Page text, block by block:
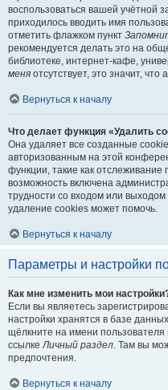
воспользоваться вашей учётной
приходилось вводить имя
отметить флажком пункт
рекомендуется делать это на
библиотеке, интернет-кафе,
меня отсутствует, это значит,
Вернуться к началу
Что делает функция «Удалить
Она удаляет все созданные
авторизованным на этой
функции, такие как
возможность включена
трудности со входом или
удаление cookies может помочь.
Вернуться к началу
Параметры и настройки
Как мне изменить мои
Если вы являетесь
настройки хранятся в базе
щёлкните на имени
ссылкеЛичный раздел. Там вы
предпочтения.
Вернуться к началу